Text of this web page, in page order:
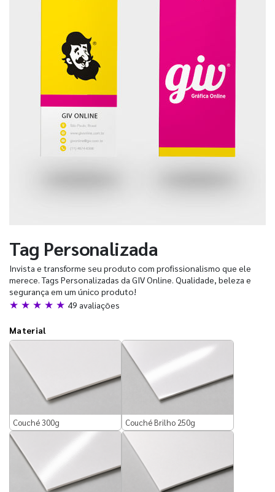
Tag Personalizada
Invista e transforme seu produto com profissionalismo que ele
merece. Tags Personalizadas da GIV Online. Qualidade, beleza e
segurança em um único produto!
★ ★ ★ ★ ★ 49 avaliações
Material
Couché 300g Couché Brilho 250g